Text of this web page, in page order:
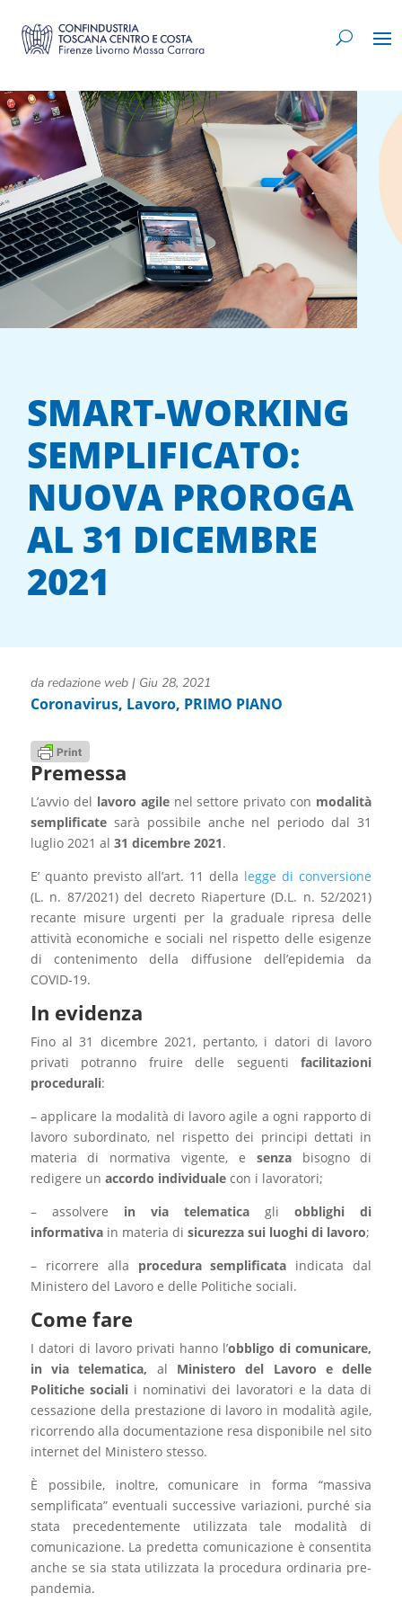
SMART-WORKING
SEMPLIFICATO:
NUOVA PROROGA
AL 31 DICEMBRE
2021
da redazione web| Giu 28, 2021
Coronavirus, Lavoro, PRIMO PIANO
Premessa
L’avvio del lavoro agilenel settore privato con modalità
semplificatesarà possibile anche nel periodo dal 31
luglio 2021 al 31 dicembre 2021.
E’ quanto previsto all’art. 11 della legge di conversione
(L. n. 87/2021) del decreto Riaperture (D.L. n. 52/2021)
recante misure urgenti per la graduale ripresa delle
attività economiche e sociali nel rispetto delle esigenze
di contenimento della diffusione dell’epidemia da
COVID-19.
In evidenza
Fino al 31 dicembre 2021, pertanto, i datori di lavoro
privati potranno fruire delle seguentifacilitazioni
procedurali:
– applicare la modalità di lavoro agile a ogni rapporto di
lavoro subordinato, nel rispetto dei principi dettati in
materia di normativa vigente, e senzabisogno di
redigere un accordo individualecon i lavoratori;
– assolvere in via telematica gliobblighi di
informativain materia di sicurezza sui luoghi di lavoro;
– ricorrere alla procedura semplificata indicata dal
Ministero del Lavoro e delle Politiche sociali.
Come fare
I datori di lavoro privati hanno l’obbligo di comunicare,
in via telematica, al Ministero del Lavoro e delle
Politiche socialii nominativi dei lavoratori e la data di
cessazione della prestazione di lavoro in modalità agile,
ricorrendo alla documentazione resa disponibile nel sito
internet del Ministero stesso.
È possibile, inoltre, comunicare in forma “massiva
semplificata” eventuali successive variazioni, purché sia
stata precedentemente utilizzata tale modalità di
comunicazione. La predetta comunicazione è consentita
anche se sia stata utilizzata la procedura ordinaria pre-
pandemia.